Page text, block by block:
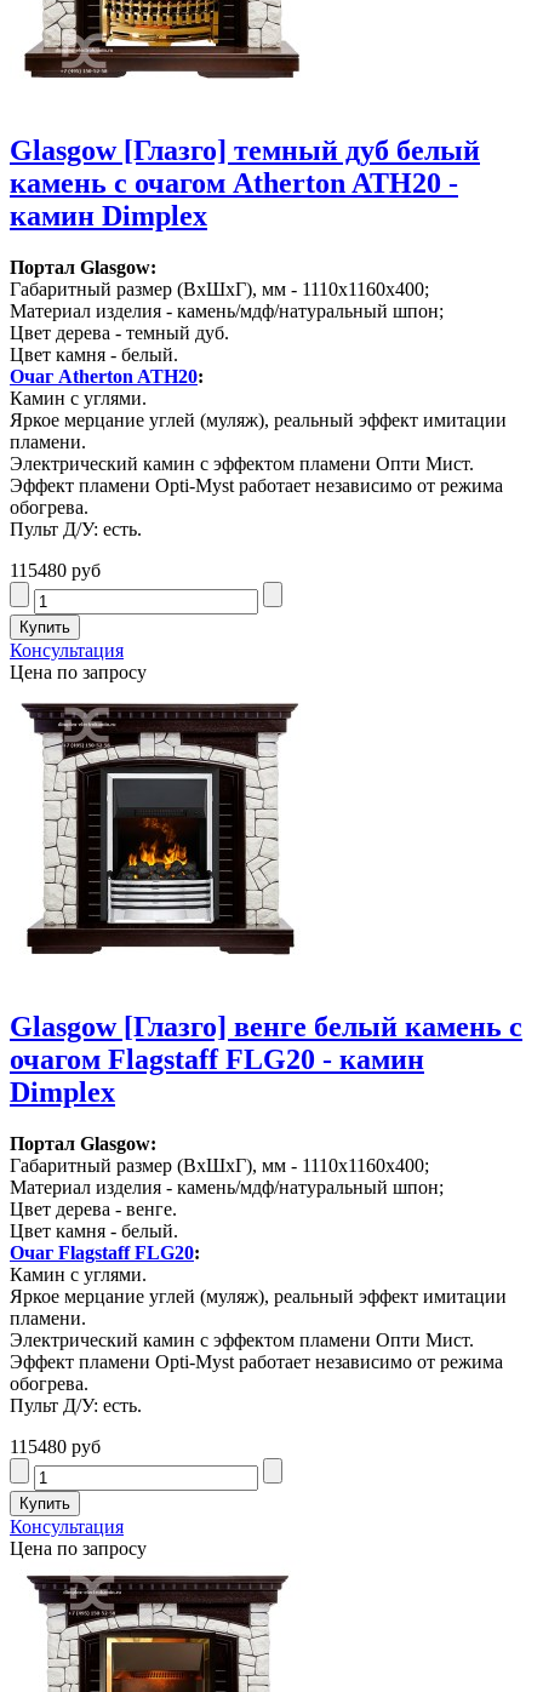
Glasgow [Глазго] темный дуб белый
камень с очагом Atherton ATH20 -
камин Dimplex
Портал Glasgow:
Габаритный размер (ВхШхГ), мм - 1110х1160х400;
Материал изделия - камень/мдф/натуральный шпон;
Цвет дерева - темный дуб.
Цвет камня - белый.
Очаг Atherton ATH20:
Камин с углями.
Яркое мерцание углей (муляж), реальный эффект имитации
пламени.
Электрический камин с эффектом пламени Опти Мист.
Эффект пламени Opti-Myst работает независимо от режима
обогрева.
Пульт Д/У: есть.
115480 руб
Консультация
Цена по запросу
Glasgow [Глазго] венге белый камень с
очагом Flagstaff FLG20 - камин
Dimplex
Портал Glasgow:
Габаритный размер (ВхШхГ), мм - 1110х1160х400;
Материал изделия - камень/мдф/натуральный шпон;
Цвет дерева - венге.
Цвет камня - белый.
Очаг Flagstaff FLG20:
Камин с углями.
Яркое мерцание углей (муляж), реальный эффект имитации
пламени.
Электрический камин с эффектом пламени Опти Мист.
Эффект пламени Opti-Myst работает независимо от режима
обогрева.
Пульт Д/У: есть.
115480 руб
Консультация
Цена по запросу